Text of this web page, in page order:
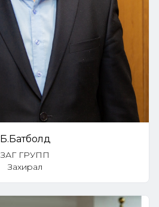
Б.Батболд
ЗАГ ГРУПП
Захирал